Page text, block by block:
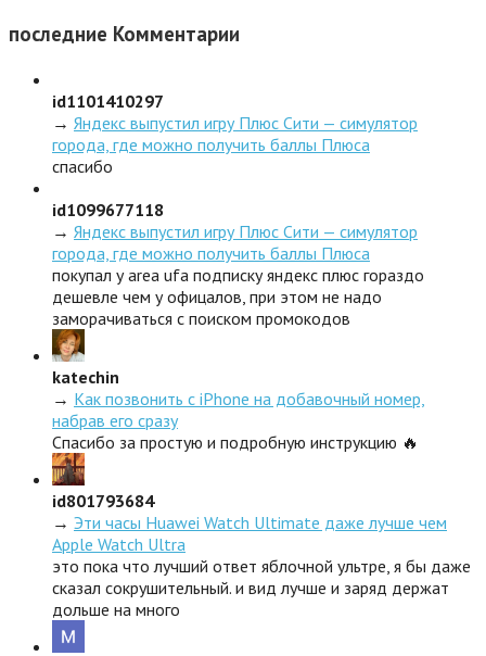
последние Комментарии
id1101410297
→ Яндекс выпустил игру Плюс Сити — симулятор
города, где можно получить баллы Плюса
спасибо
id1099677118
→ Яндекс выпустил игру Плюс Сити — симулятор
города, где можно получить баллы Плюса
покупал у area ufa подписку яндекс плюс гораздо
дешевле чем у офицалов, при этом не надо
заморачиваться с поиском промокодов
katechin
→ Как позвонить с iPhone на добавочный номер,
набрав его сразу
Спасибо за простую и подробную инструкцию 🔥
id801793684
→ Эти часы Huawei Watch Ultimate даже лучше чем
Apple Watch Ultra
это пока что лучший ответ яблочной ультре, я бы даже
сказал сокрушительный. и вид лучше и заряд держат
дольше на много